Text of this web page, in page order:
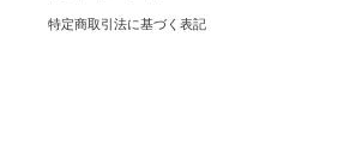
特定商取引法に基づく表記